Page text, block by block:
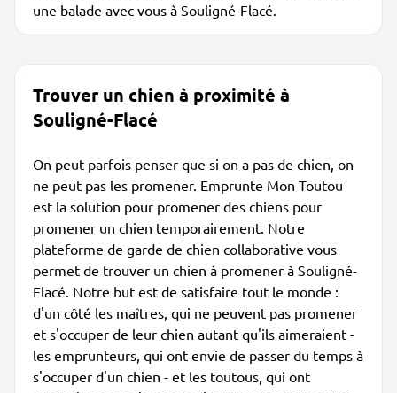
une balade avec vous à Souligné-Flacé.
Trouver un chien à proximité à
Souligné-Flacé
On peut parfois penser que si on a pas de chien, on
ne peut pas les promener. Emprunte Mon Toutou
est la solution pour promener des chiens pour
promener un chien temporairement. Notre
plateforme de garde de chien collaborative vous
permet de trouver un chien à promener à Souligné-
Flacé. Notre but est de satisfaire tout le monde :
d'un côté les maîtres, qui ne peuvent pas promener
et s'occuper de leur chien autant qu'ils aimeraient -
les emprunteurs, qui ont envie de passer du temps à
s'occuper d'un chien - et les toutous, qui ont